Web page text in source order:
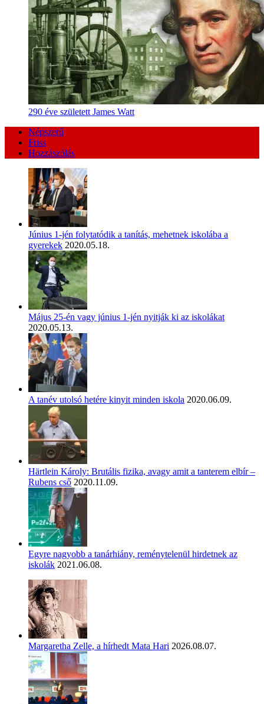
290 éve született James Watt
Népszerű
Friss
Hozzászólás
Június 1-jén folytatódik a tanítás, mehetnek iskolába a
gyerekek 2020.05.18.
Május 25-én vagy június 1-jén nyitják ki az iskolákat
2020.05.13.
A tanév utolsó hetére kinyit minden iskola 2020.06.09.
Härtlein Károly: Brutális fizika, avagy amit a tanterem elbír –
Rubens cső 2020.11.09.
Egyre nagyobb a tanárhiány, reménytelenül hirdetnek az
iskolák 2021.06.08.
Margaretha Zelle, a hírhedt Mata Hari 2026.08.07.